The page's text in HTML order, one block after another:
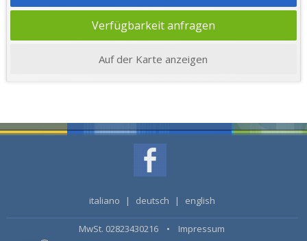
Verfügbarkeit anfragen
Auf der Karte anzeigen
italiano | deutsch | english
MwSt. 02823430216 • Impressum